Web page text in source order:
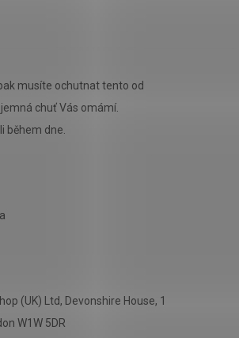
musíte ochutnat tento od
chuť Vás omámí.
během dne.
(UK) Ltd, Devonshire House, 1
W1W 5DR